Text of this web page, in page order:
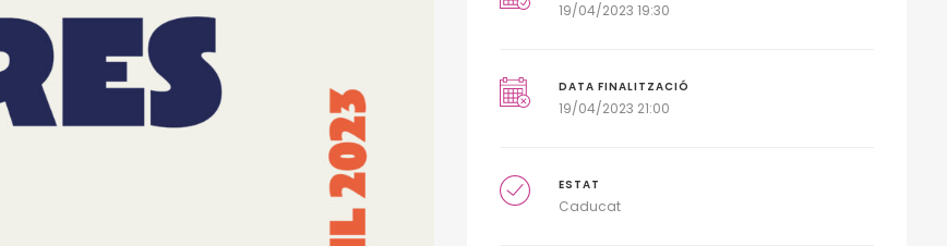
19/04/2023 19:30
DATA FINALITZACIÓ
19/04/2023 21:00
ESTAT
Caducat